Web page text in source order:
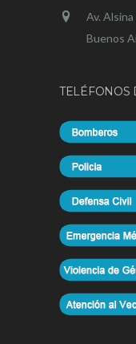
Av.
Buenos
TELÉFONOS